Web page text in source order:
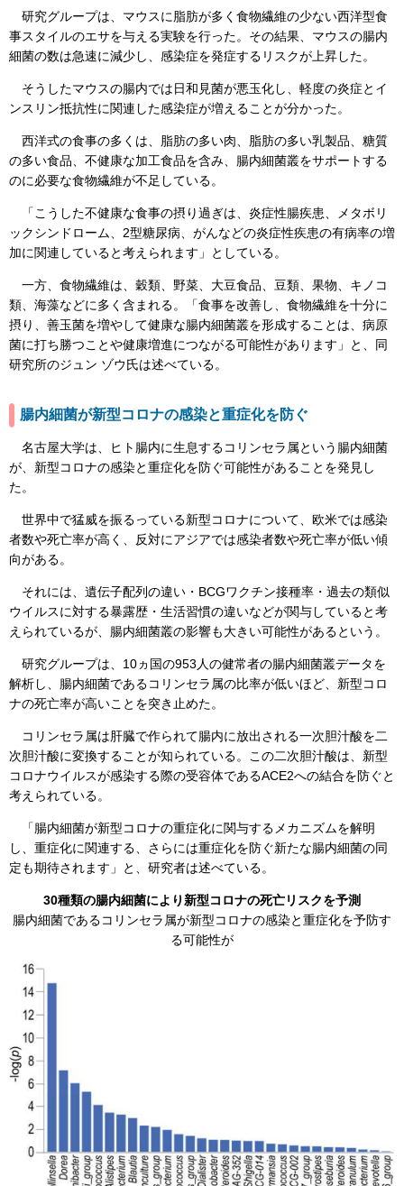
研究グループは、マウスに脂肪が多く食物繊維の少ない西洋型食
事スタイルのエサを与える実験を行った。その結果、マウスの腸内
細菌の数は急速に減少し、感染症を発症するリスクが上昇した。
そうしたマウスの腸内では日和見菌が悪玉化し、軽度の炎症とイ
ンスリン抵抗性に関連した感染症が増えることが分かった。
西洋式の食事の多くは、脂肪の多い肉、脂肪の多い乳製品、糖質
の多い食品、不健康な加工食品を含み、腸内細菌叢をサポートする
のに必要な食物繊維が不足している。
「こうした不健康な食事の摂り過ぎは、炎症性腸疾患、メタボリ
ックシンドローム、2型糖尿病、がんなどの炎症性疾患の有病率の増
加に関連していると考えられます」としている。
一方、食物繊維は、穀類、野菜、大豆食品、豆類、果物、キノコ
類、海藻などに多く含まれる。「食事を改善し、食物繊維を十分に
摂り、善玉菌を増やして健康な腸内細菌叢を形成することは、病原
菌に打ち勝つことや健康増進につながる可能性があります」と、同
研究所のジュン ゾウ氏は述べている。
腸内細菌が新型コロナの感染と重症化を防ぐ
名古屋大学は、ヒト腸内に生息するコリンセラ属という腸内細菌
が、新型コロナの感染と重症化を防ぐ可能性があることを発見し
た。
世界中で猛威を振るっている新型コロナについて、欧米では感染
者数や死亡率が高く、反対にアジアでは感染者数や死亡率が低い傾
向がある。
それには、遺伝子配列の違い・BCGワクチン接種率・過去の類似
ウイルスに対する暴露歴・生活習慣の違いなどが関与していると考
えられているが、腸内細菌叢の影響も大きい可能性があるという。
研究グループは、10ヵ国の953人の健常者の腸内細菌叢データを
解析し、腸内細菌であるコリンセラ属の比率が低いほど、新型コロ
ナの死亡率が高いことを突き止めた。
コリンセラ属は肝臓で作られて腸内に放出される一次胆汁酸を二
次胆汁酸に変換することが知られている。この二次胆汁酸は、新型
コロナウイルスが感染する際の受容体であるACE2への結合を防ぐと
考えられている。
「腸内細菌が新型コロナの重症化に関与するメカニズムを解明
し、重症化に関連する、さらには重症化を防ぐ新たな腸内細菌の同
定も期待されます」と、研究者は述べている。
30種類の腸内細菌により新型コロナの死亡リスクを予測
腸内細菌であるコリンセラ属が新型コロナの感染と重症化を予防す
る可能性が